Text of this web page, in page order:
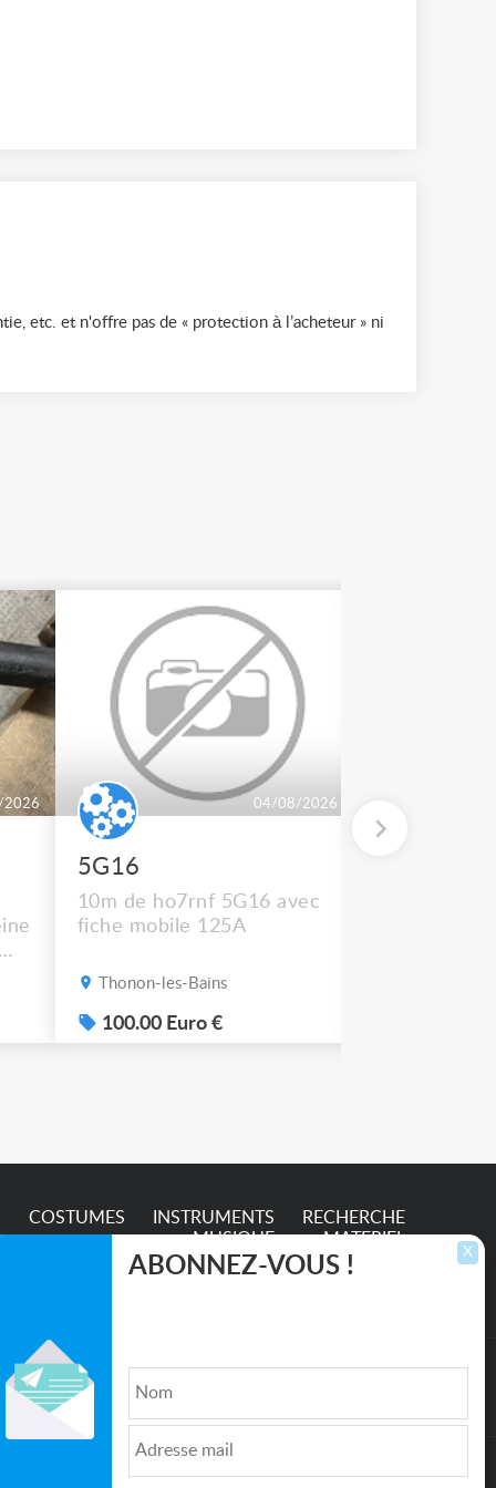
etc. et n'offre pas de « protection à l’acheteur » ni
04/08/2026
5G16
10m de ho7rnf 5G16 avec
fiche mobile 125A
Thonon-les-Bains
100.00 Euro €
COSTUMES
INSTRUMENTS
MUSIQUE
RECHERCHE
MATERIEL
et de l'Entertainment
Qui sommes nous ?| Médias| Newsletter| CGU|
X
ABONNEZ-VOUS !